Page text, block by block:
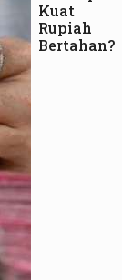
Kuat
Rupiah
Bertahan?